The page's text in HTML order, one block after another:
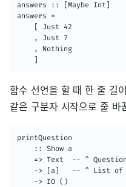
answers :: [Maybe Int]
answers =
    [ Just 42
    , Just 7
    , Nothing
함수 선언을 할 때 한 줄 길
같은 구분자 시작으로 줄 바
printQuestion
    :: Show a
=> Text  -- ^
-> [a]   -- ^ List of
    -> IO ()